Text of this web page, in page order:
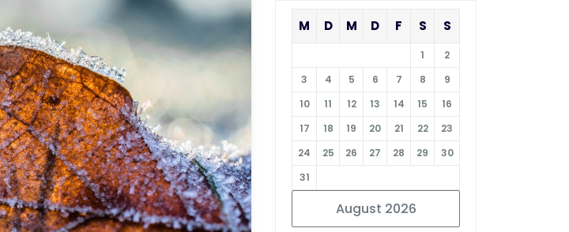
August 2026
M D M D F S S
1
2
3
4 5 6 7 8
9
10
11 12 13 14 15
16
17
18 19 20 21 22
23
24
25 26 27 28 29
30
31